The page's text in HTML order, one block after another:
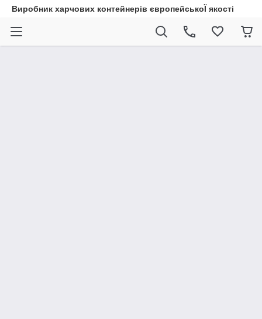
Виробник харчових контейнерів європейськоЇ якості